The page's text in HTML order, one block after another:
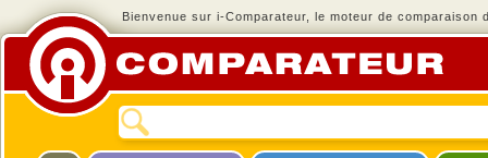
Bienvenue sur i-Comparateur, le moteur de comparaison